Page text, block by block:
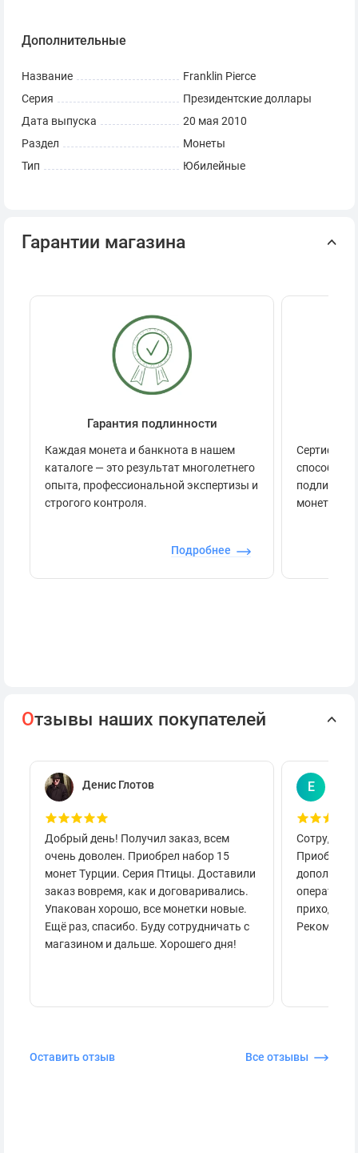
Монета США — 1 доллар
Президентские доллары — Франклин Пирс
Диаметр: 26,5 мм
Дополнительные
Название
Franklin Pierce
Серия
Президентские доллары
Дата выпуска
20 мая 2010
Раздел
Монеты
Тип
Юбилейные
Гарантии магазина
Гарантия подлинности
Каждая монета и банкнота в нашем
каталоге — это результат многолетнего
опыта, профессиональной экспертизы и
строгого контроля.
Подробнее
способов
монеты.
Отзывы наших покупателей
Денис Глотов
Добрый день! Получил заказ, всем
очень доволен. Приобрел набор 15
монет Турции. Серия Птицы. Доставили
заказ вовремя, как и договаривались.
Упакован хорошо, все монетки новые.
Ещё раз, спасибо. Буду сотрудничать с
магазином и дальше. Хорошего дня!
Е
приходило
Оставить отзыв Все отзывы